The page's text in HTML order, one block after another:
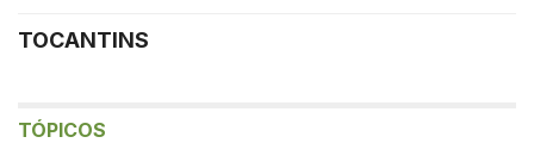
TOCANTINS
TÓPICOS